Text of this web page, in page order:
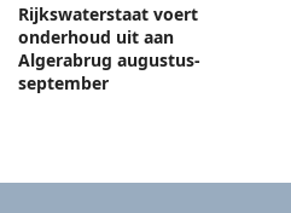
Rijkswaterstaat voert
onderhoud uit aan
Algerabrug augustus-
september